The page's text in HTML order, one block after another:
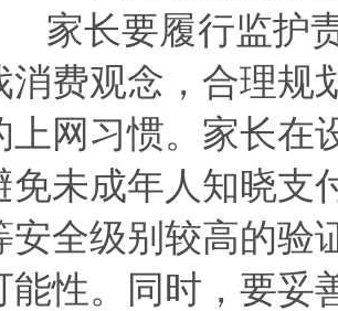
长要履行监护责
消费观念，合理规
上网习惯。家长在
免未成年人知晓支
安全级别较高的验
能性。同时，要妥